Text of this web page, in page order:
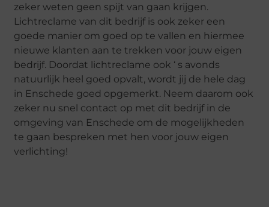
zeker weten geen spijt van gaan krijgen.
Lichtreclame van dit bedrijf is ook zeker een
goede manier om goed op te vallen en hiermee
nieuwe klanten aan te trekken voor jouw eigen
bedrijf. Doordat lichtreclame ook ‘ s avonds
natuurlijk heel goed opvalt, wordt jij de hele dag
in Enschede goed opgemerkt. Neem daarom ook
zeker nu snel contact op met dit bedrijf in de
omgeving van Enschede om de mogelijkheden
te gaan bespreken met hen voor jouw eigen
verlichting!